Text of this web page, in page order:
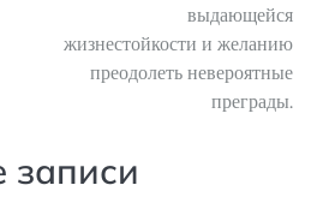
выдающейся
жизнестойкости и желанию
преодолеть невероятные
преграды.
записи